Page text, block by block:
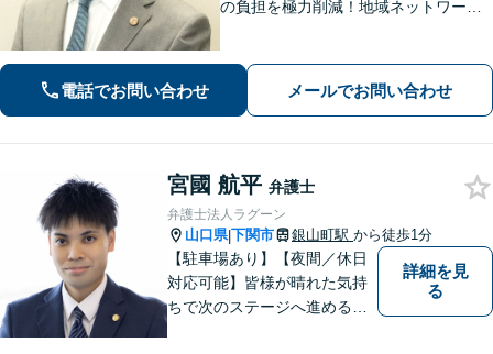
の負担を極力削減！地域ネットワーク
続・遺言に強い】不動産の売却や相続
税対策なども親身に対応◎
電話でお問い合わせ メールでお問い合わせ
宮國 航平 弁護士
弁護士法人ラグーン
山口県|下関市 銀山町駅 から徒歩1分
【駐車場あり】【夜間／休日
対応可能】皆様が晴れた気持
ちで次のステージへ進めるよ
詳細を見
る